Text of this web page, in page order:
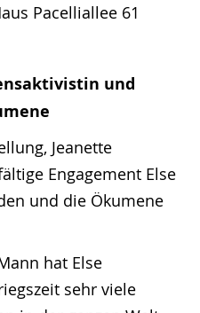
Pacelliallee 61
und
Jeanette
Engagement Else
und die Ökumene
hat Else
sehr viele